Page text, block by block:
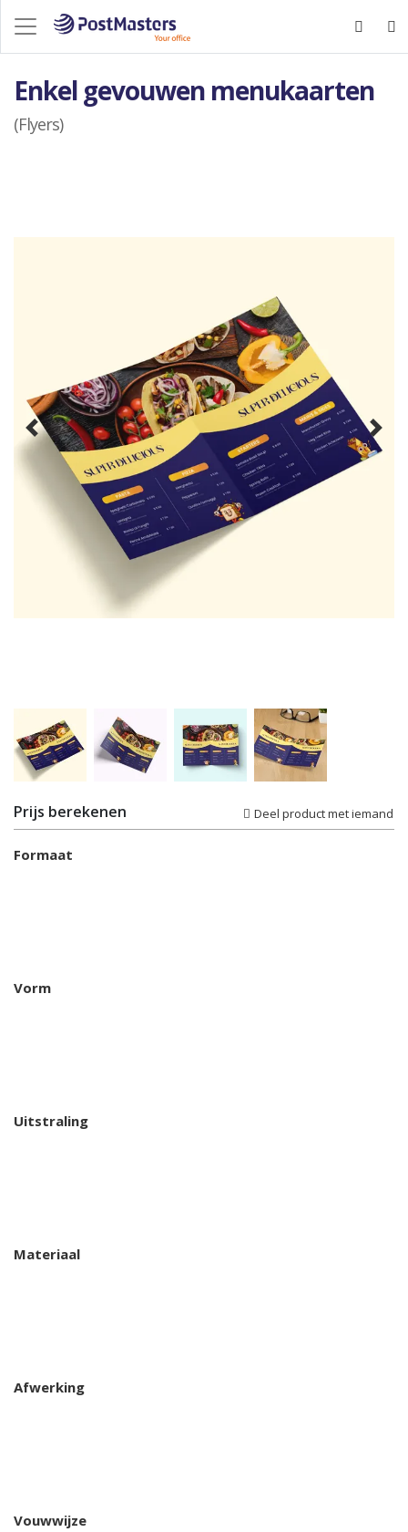
Enkel gevouwen menukaarten
(Flyers)
Prijs berekenen Deel product met iemand
Formaat
Vorm
Uitstraling
Materiaal
Afwerking
Vouwwijze